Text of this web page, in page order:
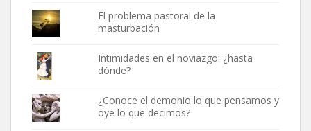
El problema pastoral de la
masturbación
Intimidades en el noviazgo: ¿hasta
dónde?
¿Conoce el demonio lo que pensamos y
oye lo que decimos?